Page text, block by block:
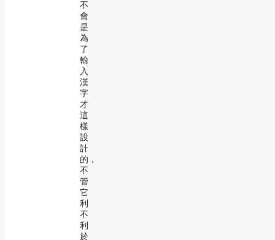
不
會
是
為
了
輸
入
漢
字
才
這
樣
設
計
的，
不
管
它
利
不
利
於